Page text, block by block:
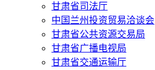
甘肃省司法厅
中国兰州投资贸易洽谈会
甘肃省公共资源交易局
甘肃省广播电视局
甘肃省交通运输厅